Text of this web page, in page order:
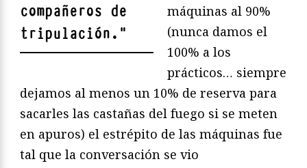
compañeros de
tripulación. "
máquinas al 90%
(nunca damos el
100% a los
prácticos… siempre
dejamos al menos un 10% de reserva para
sacarles las castañas del fuego si se meten
en apuros) el estrépito de las máquinas fue
tal que la conversación se vio